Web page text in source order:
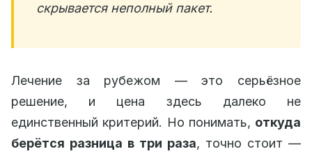
скрывается неполный пакет.
Лечение за рубежом — это серьёзное
решение, и цена здесь далеко не
единственный критерий. Но понимать, откуда
берётся разница в три раза, точно стоит —